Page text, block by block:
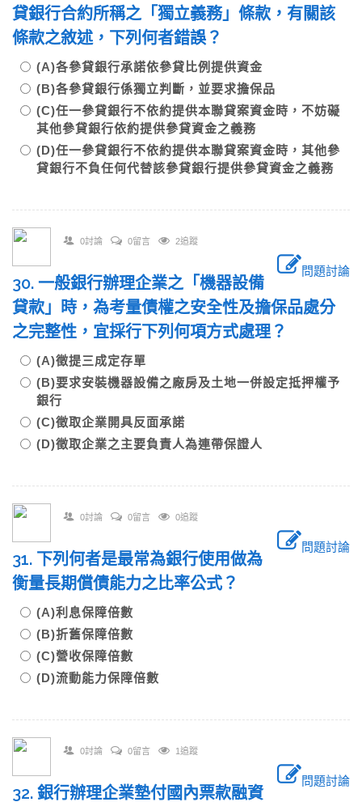
貸銀行合約所稱之「獨立義務」條款，有關該
條款之敘述，下列何者錯誤？
(A)各參貸銀行承諾依參貸比例提供資金
(B)各參貸銀行係獨立判斷，並要求擔保品
(C)任一參貸銀行不依約提供本聯貸案資金時，不妨礙
其他參貸銀行依約提供參貸資金之義務
(D)任一參貸銀行不依約提供本聯貸案資金時，其他參
貸銀行不負任何代替該參貸銀行提供參貸資金之義務
0討論 0留言 2追蹤
問題討論
30. 一般銀行辦理企業之「機器設備
貸款」時，為考量債權之安全性及擔保品處分
之完整性，宜採行下列何項方式處理？
(A)徵提三成定存單
(B)要求安裝機器設備之廠房及土地一併設定抵押權予
銀行
(C)徵取企業開具反面承諾
(D)徵取企業之主要負責人為連帶保證人
0討論 0留言 0追蹤
問題討論
31. 下列何者是最常為銀行使用做為
衡量長期償債能力之比率公式？
(A)利息保障倍數
(B)折舊保障倍數
(C)營收保障倍數
(D)流動能力保障倍數
0討論 0留言 1追蹤
問題討論
32. 銀行辦理企業墊付國內票款融資